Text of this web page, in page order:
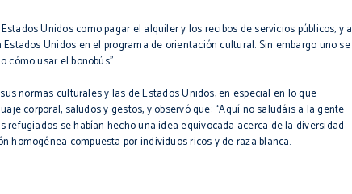
Unidos como pagar el alquiler y los recibos de servicios públicos, y a
Unidos en el programa de orientación cultural. Sin embargo uno se
cómo usar el bonobús”.
normas culturales y las de Estados Unidos, en especial en lo que
corporal, saludos y gestos, y observó que: “Aquí no saludáis a la gente
se habían hecho una idea equivocada acerca de la diversidad
homogénea compuesta por individuos ricos y de raza blanca.